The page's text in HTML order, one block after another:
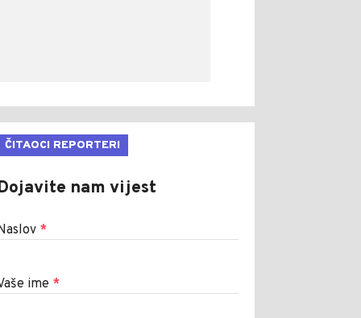
ČITAOCI REPORTERI
nam vijest
*
ime *